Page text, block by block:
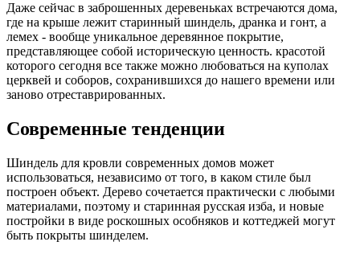
Даже сейчас в заброшенных деревеньках встречаются дома,
где на крыше лежит старинный шиндель, дранка и гонт, а
лемех - вообще уникальное деревянное покрытие,
представляющее собой историческую ценность. красотой
которого сегодня все также можно любоваться на куполах
церквей и соборов, сохранившихся до нашего времени или
заново отреставрированных.
Современные тенденции
Шиндель для кровли современных домов может
использоваться, независимо от того, в каком стиле был
построен объект. Дерево сочетается практически с любыми
материалами, поэтому и старинная русская изба, и новые
постройки в виде роскошных особняков и коттеджей могут
быть покрыты шинделем.